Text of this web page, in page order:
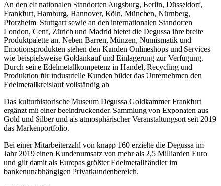
An den elf nationalen Standorten Augsburg, Berlin, Düsseldorf,
Frankfurt, Hamburg, Hannover, Köln, München, Nürnberg,
Pforzheim, Stuttgart sowie an den internationalen Standorten
London, Genf, Zürich und Madrid bietet die Degussa ihre breite
Produktpalette an. Neben Barren, Münzen, Numismatik und
Emotionsprodukten stehen den Kunden Onlineshops und Services
wie beispielsweise Goldankauf und Einlagerung zur Verfügung.
Durch seine Edelmetallkompetenz in Handel, Recycling und
Produktion für industrielle Kunden bildet das Unternehmen den
Edelmetallkreislauf vollständig ab.
Das kulturhistorische Museum Degussa Goldkammer Frankfurt
ergänzt mit einer beeindruckenden Sammlung von Exponaten aus
Gold und Silber und als atmosphärischer Veranstaltungsort seit 2019
das Markenportfolio.
Bei einer Mitarbeiterzahl von knapp 160 erzielte die Degussa im
Jahr 2019 einen Kundenumsatz von mehr als 2,5 Milliarden Euro
und gilt damit als Europas größter Edelmetallhändler im
bankenunabhängigen Privatkundenbereich.